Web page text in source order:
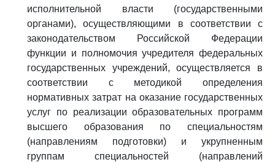
исполнительной власти (государственными
органами), осуществляющими в соответствии с
законодательством Российской Федерации
функции и полномочия учредителя федеральных
государственных учреждений, осуществляется в
соответствии с методикой определения
нормативных затрат на оказание государственных
услуг по реализации образовательных программ
высшего образования по специальностям
(направлениям подготовки) и укрупненным
группам специальностей (направлений